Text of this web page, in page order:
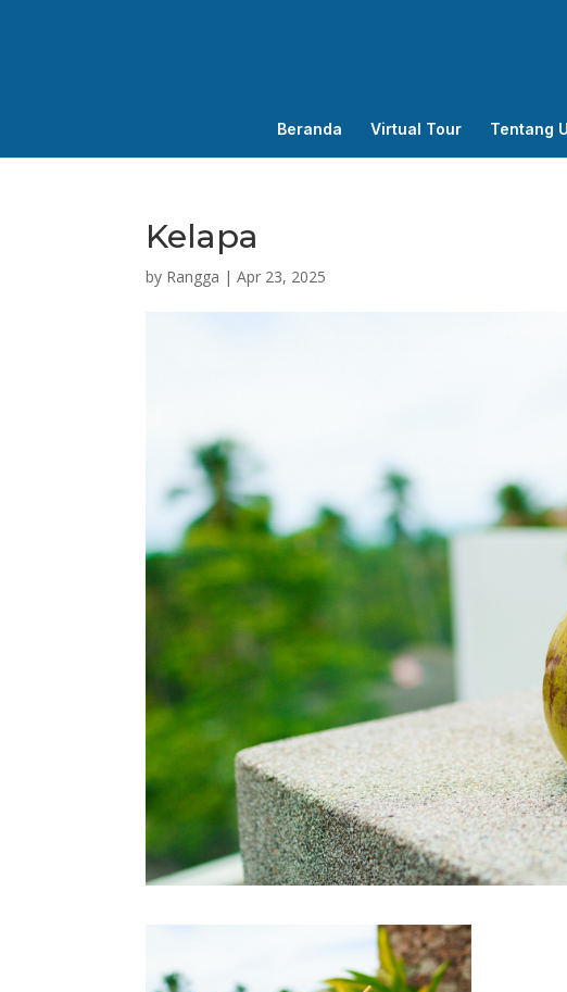
Beranda Virtual Tour Tentang
Kelapa
by Rangga |Apr 23, 2025